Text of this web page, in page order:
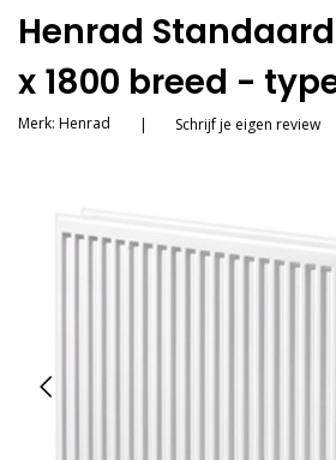
Henrad
x 1800 breed - type
Merk: Henrad | Schrijf je eigen review